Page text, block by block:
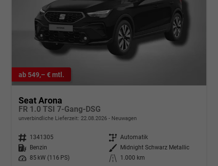
ab 549,– € mtl.
Seat Arona
FR 1.0 TSI 7-Gang-DSG
unverbindliche Lieferzeit: 22.08.2026 Neuwagen
Fahrzeugnr. 1341305 Getriebe Automatik
Kraftstoff
Benzin Außenfarbe
Midnight Schwarz Metallic
Leistung
85 kW (116 PS) Kilometerstand 1.000 km